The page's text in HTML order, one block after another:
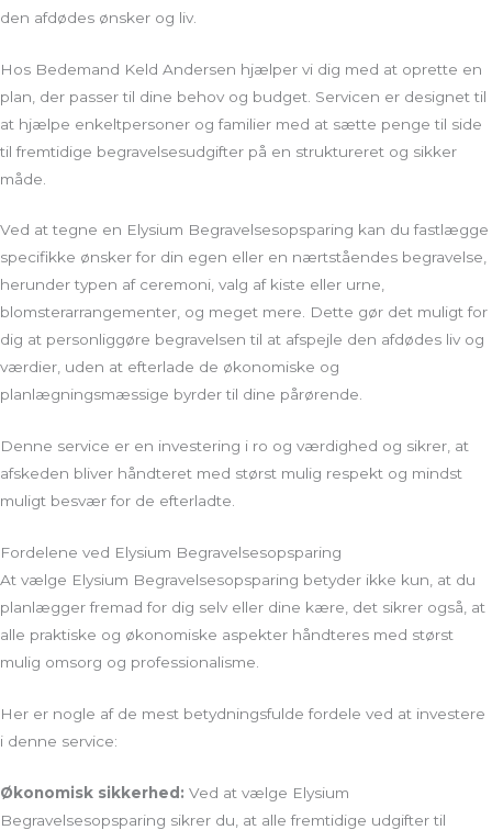
den afdødes ønsker og liv.
Hos Bedemand Keld Andersen hjælper vi dig med at oprette en
plan, der passer til dine behov og budget. Servicen er designet til
at hjælpe enkeltpersoner og familier med at sætte penge til side
til fremtidige begravelsesudgifter på en struktureret og sikker
måde.
Ved at tegne en Elysium Begravelsesopsparing kan du fastlægge
specifikke ønsker for din egen eller en nærtståendes begravelse,
herunder typen af ceremoni, valg af kiste eller urne,
blomsterarrangementer, og meget mere. Dette gør det muligt for
dig at personliggøre begravelsen til at afspejle den afdødes liv og
værdier, uden at efterlade de økonomiske og
planlægningsmæssige byrder til dine pårørende.
Denne service er en investering i ro og værdighed og sikrer, at
afskeden bliver håndteret med størst mulig respekt og mindst
muligt besvær for de efterladte.
Fordelene ved Elysium Begravelsesopsparing
At vælge Elysium Begravelsesopsparing betyder ikke kun, at du
planlægger fremad for dig selv eller dine kære, det sikrer også, at
alle praktiske og økonomiske aspekter håndteres med størst
mulig omsorg og professionalisme.
Her er nogle af de mest betydningsfulde fordele ved at investere
i denne service:
Økonomisk sikkerhed: Ved at vælge Elysium
Begravelsesopsparing sikrer du, at alle fremtidige udgifter til